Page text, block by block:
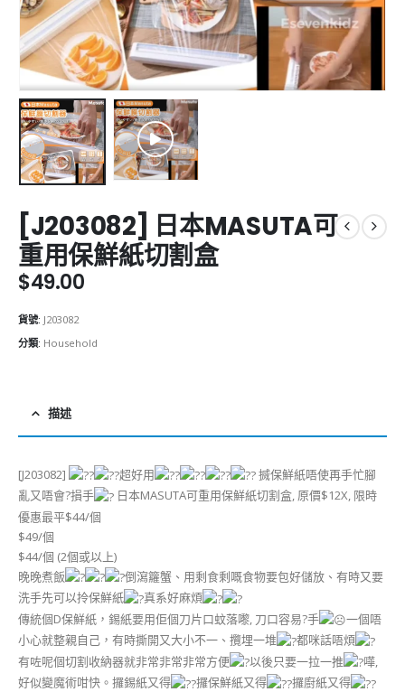
[J203082] 日本MASUTA可
重用保鮮紙切割盒
$49.00
貨號: J203082
分類: Household
描述
[J203082] 超好用
搣保鮮紙唔使再手忙腳
亂又唔會?損手
日本MASUTA可重用保鮮紙切割盒, 原價$12X, 限時
優惠最平$44/個
$49/個
$44/個 (2個或以上)
晚晚煮飯
倒瀉籮蟹、用剩食剩嘅食物要包好儲放、有時又要
洗手先可以拎保鮮紙
真系好麻煩
傳統個D保鮮紙，錫紙要用佢個刀片口蚊落嚟, 刀口容易?手
一個唔
小心就整親自己，有時撕開又大小不一、攬埋一堆
都咪話唔煩
有咗呢個切割收納器就非常非常非常方便
以後只要一拉一推
嘩,
好似變魔術咁快。攞錫紙又得
攞保鮮紙又得
攞廚紙又得